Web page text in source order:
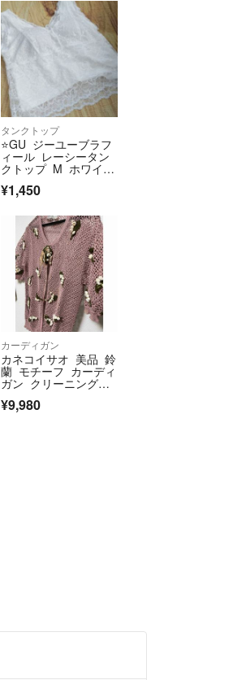
タンクトップ
⭐GU ジーユーブラフ
ィール レーシータン
クトップ M ホワイ
¥1,450
カーディガン
カネコイサオ 美品 鈴
蘭 モチーフ カーディ
ガン クリーニング店
¥9,980